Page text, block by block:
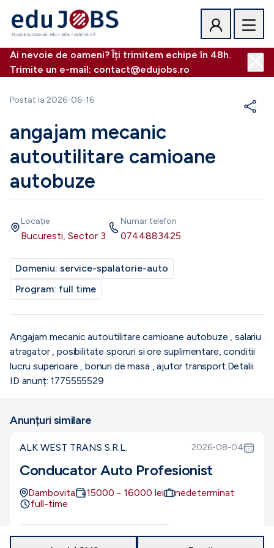
Ai nevoie de oameni? Îți trimitem echipe în 48h.
Trimite un e-mail: contact@edujobs.ro
Postat la 2026-06-16
angajam mecanic
autoutilitare camioane
autobuze
Locație
Bucuresti, Sector 3
Numar telefon
0744883425
Domeniu: service-spalatorie-auto
Program: full time
Angajam mecanic autoutilitare camioane autobuze , salariu
atragator , posibilitate sporuri si ore suplimentare, conditii
lucru superioare , bonuri de masa , ajutor transport.Detalii
ID anunț: 1775555529
Anunțuri similare
ALK WEST TRANS S.R.L. 2026-08-04
Conducator Auto Profesionist
Dambovita 15000 - 16000 lei
nedeterminat
full-time
Număr de posturi disponibile:1